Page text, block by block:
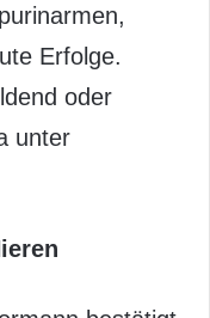
Erfolge.
oder
unter